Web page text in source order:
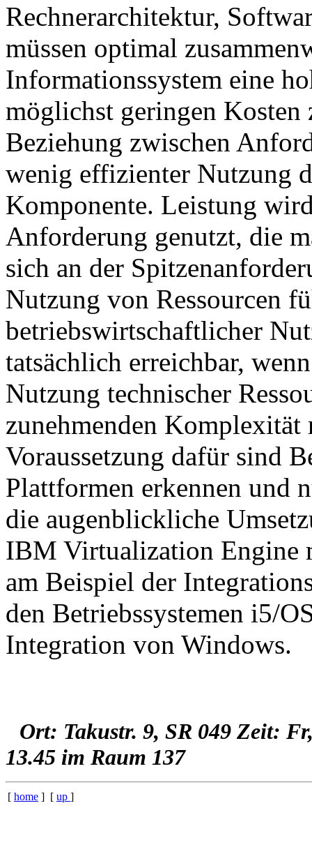
Rechnerarchitektur,
müssen optimal
Informationssystem eine
möglichst geringen Kosten
Beziehung zwischen
wenig effizienter Nutzung
Komponente. Leistung
Anforderung genutzt, die
sich an der
Nutzung von Ressourcen
betriebswirtschaftlicher
tatsächlich erreichbar,
Nutzung technischer
zunehmenden
Voraussetzung dafür sind
Plattformen erkennen und
die augenblickliche
IBM Virtualization Engine
am Beispiel der
den Betriebssystemen i5/
Integration von Windows.
Ort: Takustr. 9, SR 049 Zeit:
13.45 im Raum 137
[ home ] [ up ]